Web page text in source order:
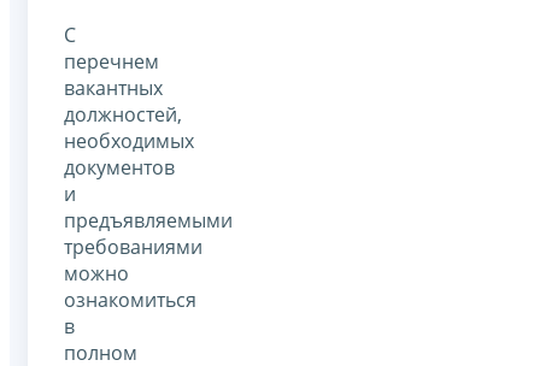
С
перечнем
вакантных
должностей,
необходимых
документов
и
предъявляемыми
требованиями
можно
ознакомиться
в
полном